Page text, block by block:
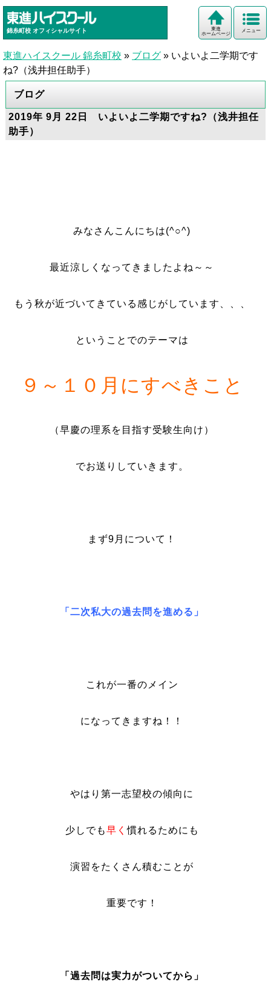
錦糸町校 オフィシャルサイト メニュー
東進
ホームページ
東進ハイスクール 錦糸町校 » ブログ » いよいよ二学期です
ね?（浅井担任助手）
ブログ
2019年 9月 22日 いよいよ二学期ですね?（浅井担任
助手）
みなさんこんにちは(^○^)
最近涼しくなってきましたよね～～
もう秋が近づいてきている感じがしています、、、
ということでのテーマは
９～１０月にすべきこと
（早慶の理系を目指す受験生向け）
でお送りしていきます。
まず9月について！
「二次私大の過去問を進める」
これが一番のメイン
になってきますね！！
やはり第一志望校の傾向に
少しでも早く慣れるためにも
演習をたくさん積むことが
重要です！
「過去問は実力がついてから」